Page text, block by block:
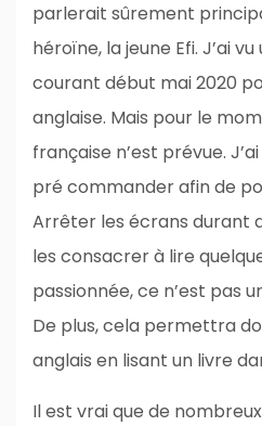
parlerait sûrement
héroïne, la jeune Efi. J’ai
courant début mai 2020
anglaise. Mais pour le
française n’est prévue.
pré commander afin de
Arrêter les écrans durant
les consacrer à lire
passionnée, ce n’est pas
De plus, cela permettra
anglais en lisant un livre
Il est vrai que de